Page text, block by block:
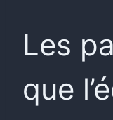
Les
que